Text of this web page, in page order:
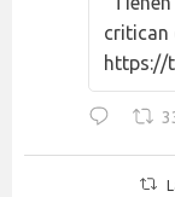
critican
https://